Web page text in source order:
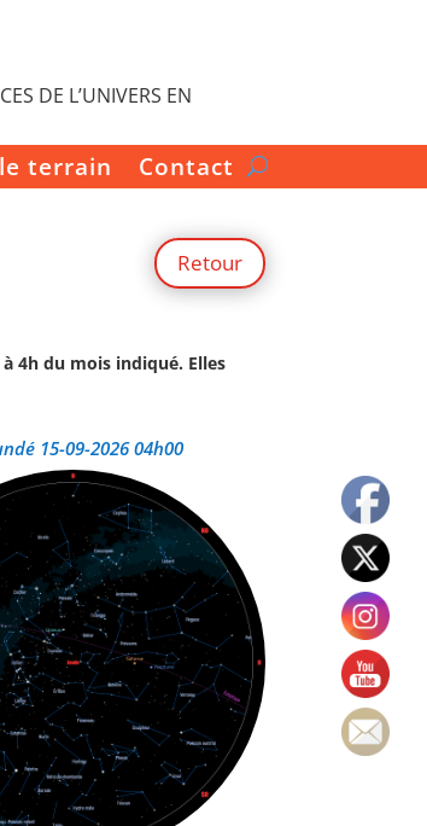
DE L’UNIVERS EN
terrain Contact
Retour
4h du mois indiqué. Elles
15-09-2026 04h00